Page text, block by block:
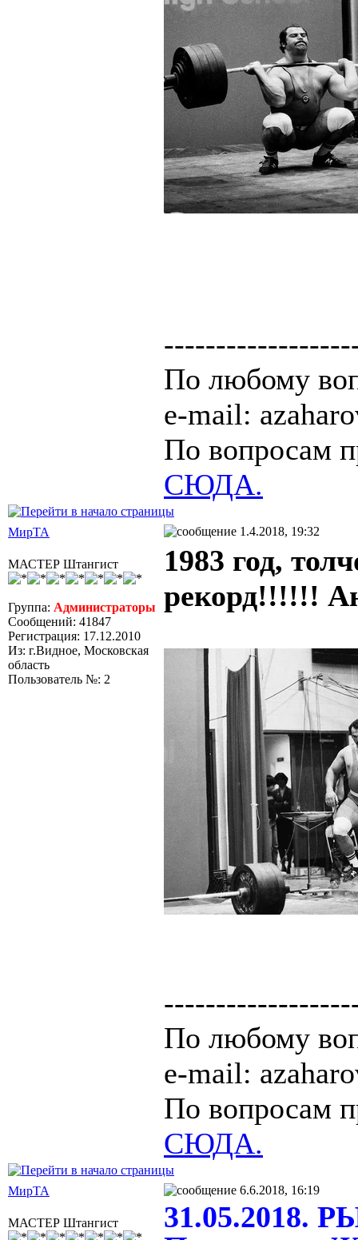
По любому
e-mail:
По вопросам
СЮДА.
МирТА 1.4.2018, 19:32
МАСТЕР Штангист
Группа: Администраторы
Сообщений: 41847
Регистрация: 17.12.2010
Из: г.Видное, Московская
область
Пользователь №: 2
1983 год,
рекорд!!!!!!
По любому
e-mail:
По вопросам
СЮДА.
МирТА 6.6.2018, 16:19
МАСТЕР Штангист
31.05.2018.